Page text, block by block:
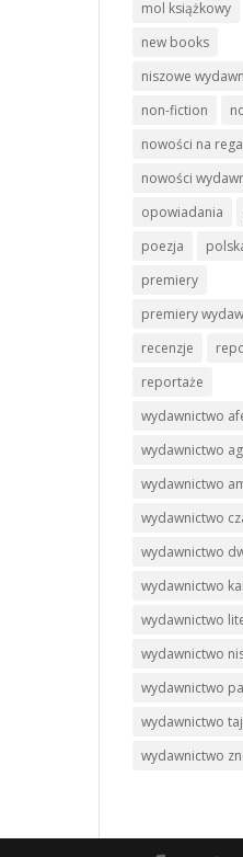
mol książkowy
new books
niszowe
non-fiction
nowości na
nowości
opowiadania
poezja
premiery
premiery
recenzje
reportaże
wydawnictwo
wydawnictwo
wydawnictwo
wydawnictwo
wydawnictwo
wydawnictwo
wydawnictwo
wydawnictwo
wydawnictwo
wydawnictwo
wydawnictwo